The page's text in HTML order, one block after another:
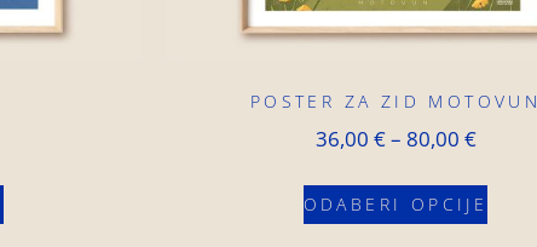
POSTER ZA ZID MOTOVUN
36,00 €– 80,00 €
ODABERI OPCIJE